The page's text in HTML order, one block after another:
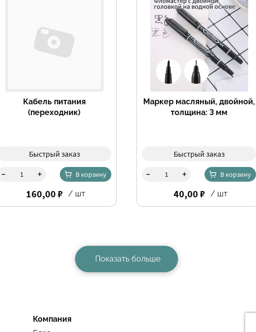
Кабель питания
(переходник)
Быстрый заказ
- + В корзину
160,00 ₽ / шт
Маркер масляный, двойной,
толщина: 3 мм
Быстрый заказ
- + В корзину
40,00 ₽ / шт
Показать больше
Компания